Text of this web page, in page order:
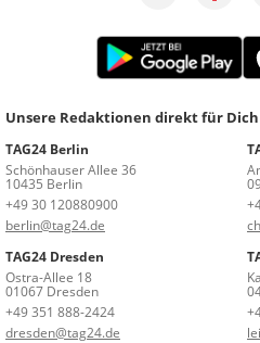
Unsere Redaktionen direkt für
TAG24 Berlin
Schönhauser Allee 36
10435 Berlin
+49 30 120880900
berlin@tag24.de
TAG24 Dresden
Ostra-Allee 18
01067 Dresden
+49 351 888-2424
dresden@tag24.de